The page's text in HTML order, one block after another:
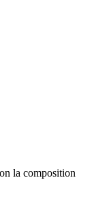
la composition